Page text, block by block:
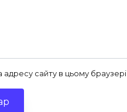
сайту в цьому